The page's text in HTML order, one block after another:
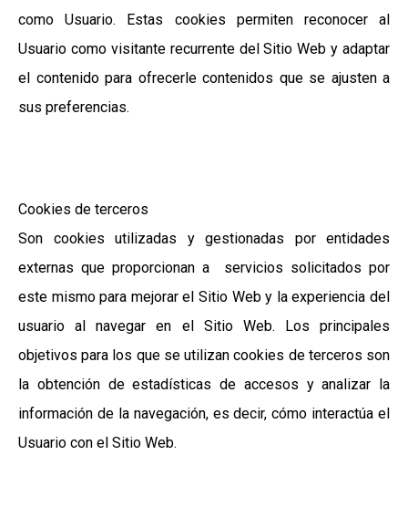
como Usuario. Estas cookies permiten reconocer al
Usuario como visitante recurrente del Sitio Web y adaptar
el contenido para ofrecerle contenidos que se ajusten a
sus preferencias.
Cookies de terceros
Son cookies utilizadas y gestionadas por entidades
externas que proporcionan a servicios solicitados por
este mismo para mejorar el Sitio Web y la experiencia del
usuario al navegar en el Sitio Web. Los principales
objetivos para los que se utilizan cookies de terceros son
la obtención de estadísticas de accesos y analizar la
información de la navegación, es decir, cómo interactúa el
Usuario con el Sitio Web.